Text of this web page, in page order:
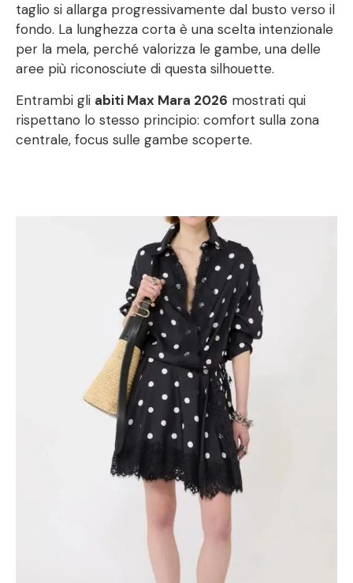
taglio si allarga progressivamente dal busto verso il
fondo. La lunghezza corta è una scelta intenzionale
per la mela, perché valorizza le gambe, una delle
aree più riconosciute di questa silhouette.
Entrambi gli abiti Max Mara 2026 mostrati qui
rispettano lo stesso principio: comfort sulla zona
centrale, focus sulle gambe scoperte.